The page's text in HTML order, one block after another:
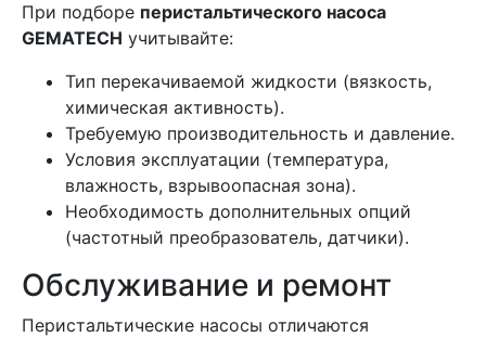
При подборе перистальтического насоса
GEMATECH учитывайте:
Тип перекачиваемой жидкости (вязкость,
химическая активность).
Требуемую производительность и давление.
Условия эксплуатации (температура,
влажность, взрывоопасная зона).
Необходимость дополнительных опций
(частотный преобразователь, датчики).
Обслуживание и ремонт
Перистальтические насосы отличаются